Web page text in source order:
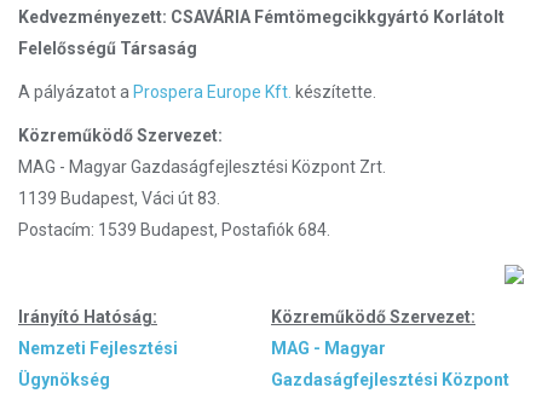
Kedvezményezett: CSAVÁRIA Fémtömegcikkgyártó Korlátolt
Felelősségű Társaság
A pályázatot a Prospera Europe Kft. készítette.
Közreműködő Szervezet:
MAG - Magyar Gazdaságfejlesztési Központ Zrt.
1139 Budapest, Váci út 83.
Postacím: 1539 Budapest, Postafiók 684.
Irányító Hatóság:
Nemzeti Fejlesztési
Ügynökség
Közreműködő Szervezet:
MAG - Magyar
Gazdaságfejlesztési Központ